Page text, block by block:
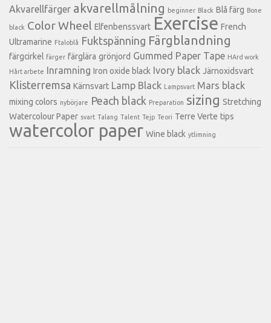
Akvarellfärger akvarellmålning beginner Black Blå färg Bone
black Color Wheel Elfenbenssvart Exercise French
Ultramarine Ftaloblå Fuktspänning Färgblandning
färgcirkel färger färglära grönjord Gummed Paper Tape HArd work
Hårt arbete Inramning Iron oxide black Ivory black Järnoxidsvart
Klisterremsa Kärnsvart Lamp Black Lampsvart Mars black
mixing colors nybörjare Peach black Preparation sizing Stretching
Watercolour Paper svart Talang Talent Tejp Teori Terre Verte tips
watercolor paper Wine black ytlimning